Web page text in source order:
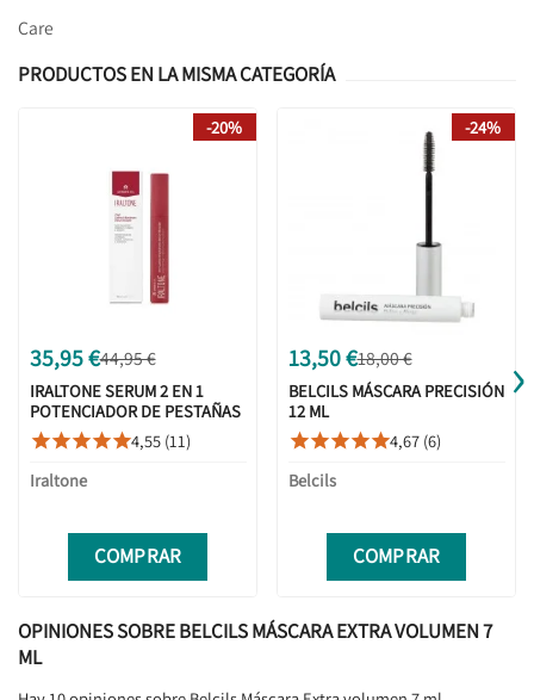
Care
PRODUCTOS EN LA MISMA CATEGORÍA
35,95 €44,95 €
IRALTONE SERUM 2 EN 1
POTENCIADOR DE PESTAÑAS
Y CEJAS 10ML
4,55 (11)
Iraltone
COMPRAR
-20%
13,50 €18,00 €
BELCILS MÁSCARA PRECISIÓN
12 ML
4,67 (6)
Belcils
COMPRAR
-24%
›
OPINIONES SOBRE BELCILS MÁSCARA EXTRA VOLUMEN 7
ML